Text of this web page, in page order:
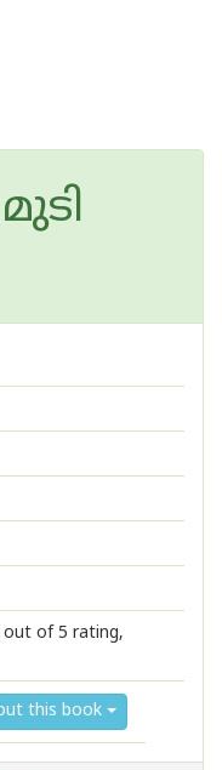
out of 5 rating,
this book